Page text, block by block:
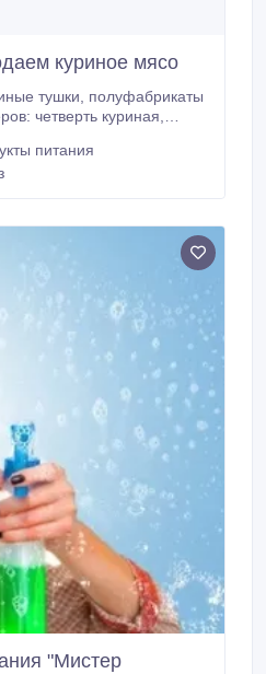
куриное мясо
полуфабрикаты
четверть куриная,
сырье.
питания
"Мистер